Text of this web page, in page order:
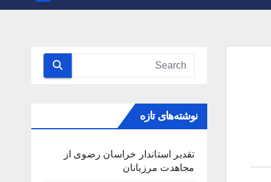
نوشته‌های تازه
تقدیر استاندار خراسان رضوی از
مجاهدت مرزبانان